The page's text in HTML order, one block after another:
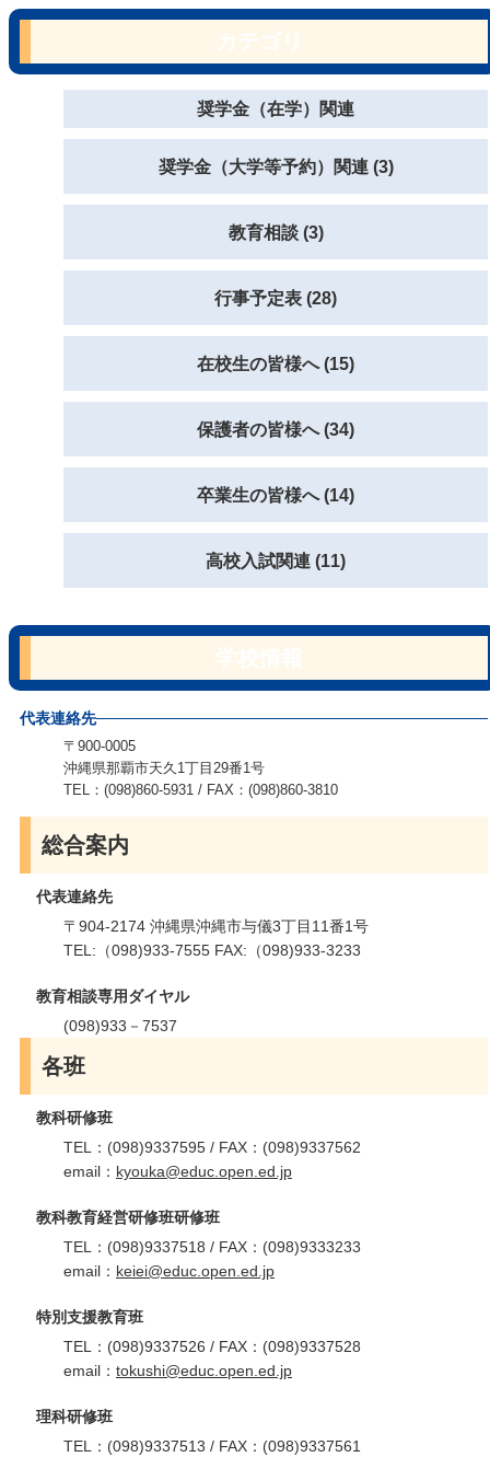
奨学金（在学）関連
奨学金（大学等予約）関連 (3)
教育相談 (3)
行事予定表 (28)
在校生の皆様へ (15)
保護者の皆様へ (34)
卒業生の皆様へ (14)
高校入試関連 (11)
代表連絡先
〒900-0005
沖縄県那覇市天久1丁目29番1号
TEL：(098)860-5931 / FAX：(098)860-3810
総合案内
代表連絡先
〒904-2174 沖縄県沖縄市与儀3丁目11番1号
TEL:（098)933-7555 FAX:（098)933-3233
教育相談専用ダイヤル
(098)933－7537
各班
教科研修班
TEL：(098)9337595 / FAX：(098)9337562
email： kyouka@educ.open.ed.jp
教科教育経営研修班研修班
TEL：(098)9337518 / FAX：(098)9333233
email： keiei@educ.open.ed.jp
特別支援教育班
TEL：(098)9337526 / FAX：(098)9337528
email： tokushi@educ.open.ed.jp
理科研修班
TEL：(098)9337513 / FAX：(098)9337561